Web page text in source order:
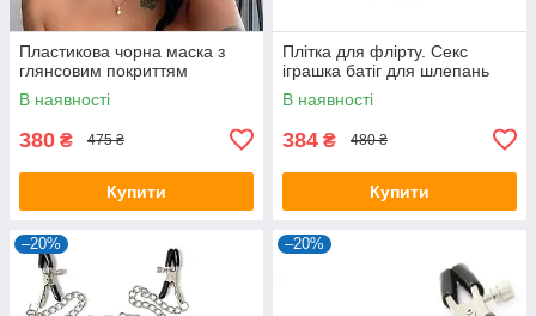
Пластикова чорна маска з
глянсовим покриттям
В наявності
380 ₴ 475 ₴
Купити
Плітка для флірту. Секс
іграшка батіг для шлепань
В наявності
384 ₴ 480 ₴
Купити
–20% –20%